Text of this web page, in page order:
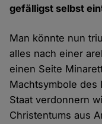
gefälligst selbst
Man könnte nun
alles nach einer
einen Seite
Machtsymbole des
Staat verdonnern
Christentums aus